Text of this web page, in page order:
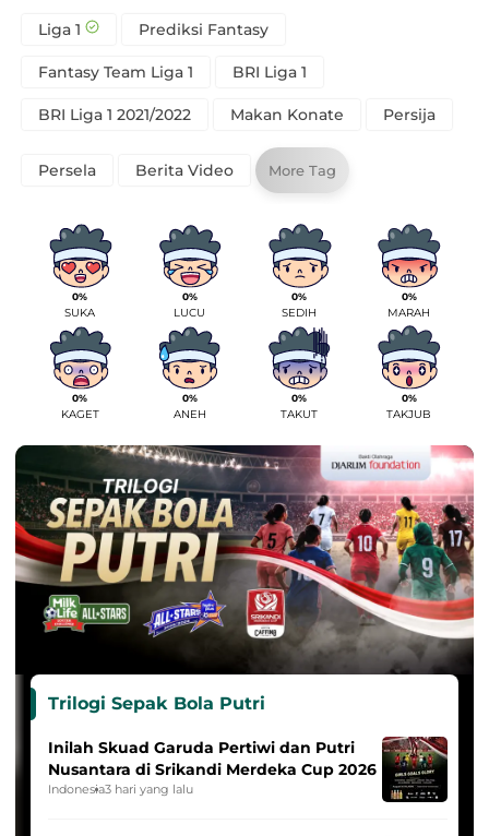
Liga 1 Prediksi Fantasy
Fantasy Team Liga 1 BRI Liga 1
BRI Liga 1 2021/2022 Makan Konate Persija
Persela Berita Video More Tag
0%
SUKA
0%
LUCU
0%
SEDIH
0%
MARAH
0%
KAGET
0%
ANEH
0%
TAKUT
0%
TAKJUB
Trilogi Sepak Bola Putri
Inilah Skuad Garuda Pertiwi dan Putri
Nusantara di Srikandi Merdeka Cup 2026
Indonesia3 hari yang lalu